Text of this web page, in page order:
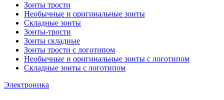
Зонты трости
Необычные и оригинальные зонты
Складные зонты
Зонты-трости
Зонты складные
Зонты трости с логотипом
Необычные и оригинальные зонты с логотипом
Складные зонты с логотипом
Электроника